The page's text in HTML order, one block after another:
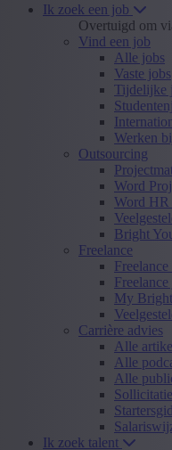
Ik zoek een job
Overtuigd om
Vind een job
Alle jobs
Vaste jobs
Tijdelijke
Werken
Outsourcing
Word
Word HR
Bright
Freelance
My
Carrière advies
Alle
Alle
Alle
Ik zoek talent